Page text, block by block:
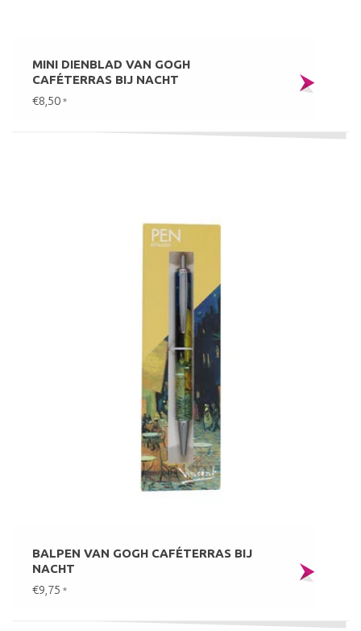
MINI DIENBLAD VAN GOGH
CAFÉTERRAS BIJ NACHT
€8,50 *
BALPEN VAN GOGH CAFÉTERRAS BIJ
NACHT
€9,75 *